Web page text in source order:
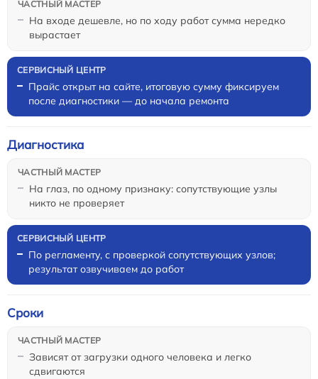
На входе дешевле, но по ходу работ сумма нередко
вырастает
Прайс открыт на сайте, итоговую сумму фиксируем
после диагностики — до начала ремонта
На глаз, по одному признаку: сопутствующие узлы
никто не проверяет
Диагностика
По регламенту, с проверкой сопутствующих узлов;
результат озвучиваем до работ
Зависят от загрузки одного человека и легко
сдвигаются
Сроки